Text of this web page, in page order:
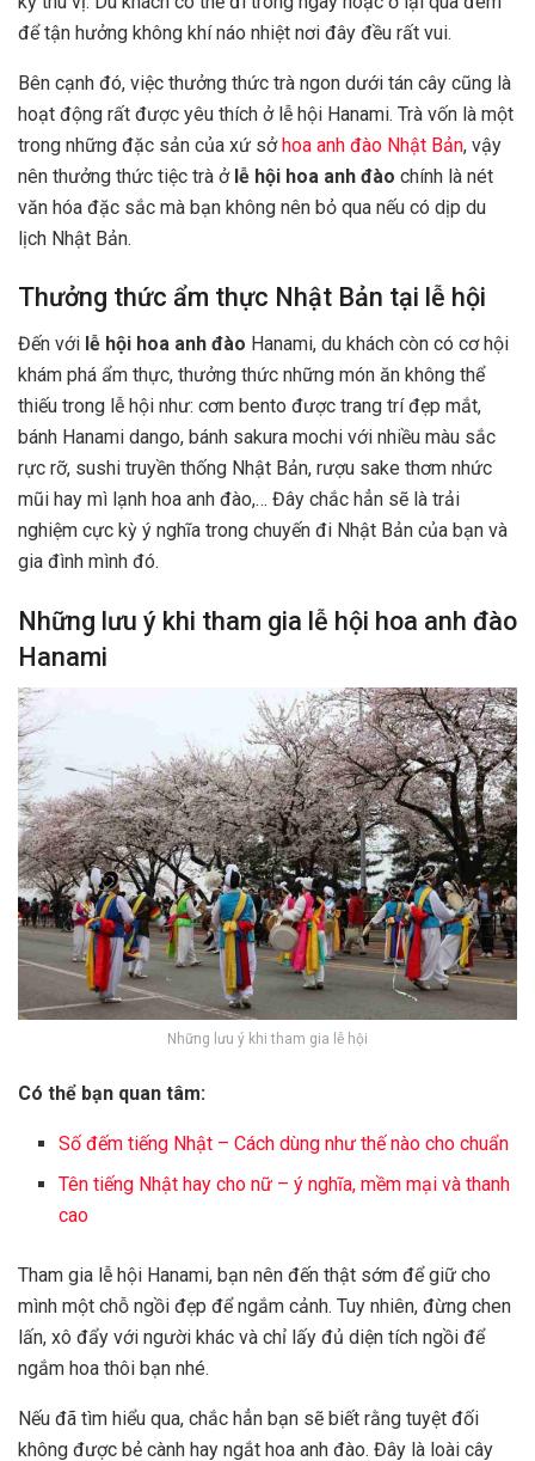
để tận hưởng không khí náo nhiệt nơi đây đều rất vui.
Bên cạnh đó, việc thưởng thức trà ngon dưới tán cây cũng là
hoạt động rất được yêu thích ở lễ hội Hanami. Trà vốn là một
trong những đặc sản của xứ sởhoa anh đào Nhật Bản, vậy
nên thưởng thức tiệc trà ở lễ hội hoa anh đào chính là nét
văn hóa đặc sắc mà bạn không nên bỏ qua nếu có dịp du
lịch Nhật Bản.
Thưởng thức ẩm thực Nhật Bản tại lễ hội
Đến với lễ hội hoa anh đào Hanami, du khách còn có cơ hội
khám phá ẩm thực, thưởng thức những món ăn không thể
thiếu trong lễ hội như: cơm bento được trang trí đẹp mắt,
bánh Hanami dango, bánh sakura mochi với nhiều màu sắc
rực rỡ, sushi truyền thống Nhật Bản, rượu sake thơm nhức
mũi hay mì lạnh hoa anh đào,… Đây chắc hẳn sẽ là trải
nghiệm cực kỳ ý nghĩa trong chuyến đi Nhật Bản của bạn và
gia đình mình đó.
Những lưu ý khi tham gia lễ hội hoa anh đào
Hanami
Những lưu ý khi tham gia lễ hội
Có thể bạn quan tâm:
Số đếm tiếng Nhật – Cách dùng như thế nào cho chuẩn
Tên tiếng Nhật hay cho nữ – ý nghĩa, mềm mại và thanh
cao
Tham gia lễ hội Hanami, bạn nên đến thật sớm để giữ cho
mình một chỗ ngồi đẹp để ngắm cảnh. Tuy nhiên, đừng chen
lấn, xô đẩy với người khác và chỉ lấy đủ diện tích ngồi để
ngắm hoa thôi bạn nhé.
Nếu đã tìm hiểu qua, chắc hẳn bạn sẽ biết rằng tuyệt đối
không được bẻ cành hay ngắt hoa anh đào. Đây là loài cây